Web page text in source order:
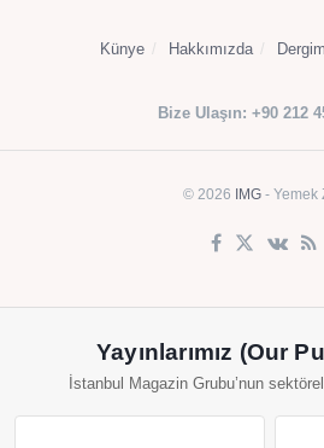
Künye Hakkımızda
Bize Ulaşın: +90 212
© 2026 IMG - Yemek
Yayınlarımız (Our
İstanbul Magazin Grubu’nun